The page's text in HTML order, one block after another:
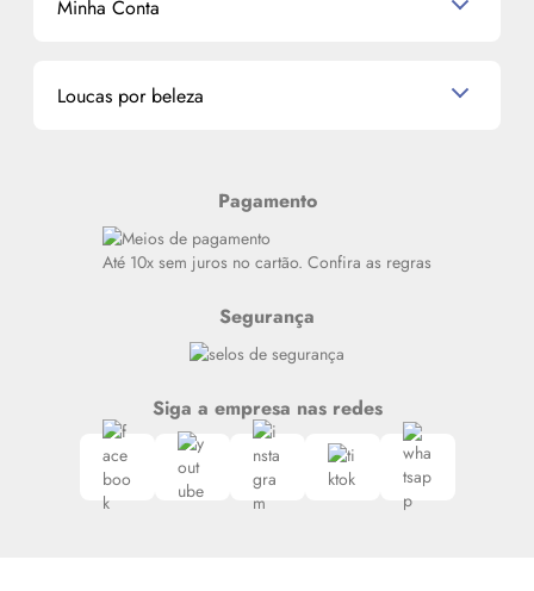
La Vie Est Belle Lancôme
Miniaturas de Produtos de Cabelo
Minha Conta
Meus endereços
Loucas por beleza
Siga nosso canal no Whatsapp
Pagamento
Até 10x sem juros no cartão. Confira as regras
Segurança
Siga a empresa nas redes